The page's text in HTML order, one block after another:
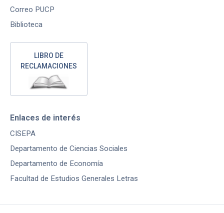
Correo PUCP
Biblioteca
LIBRO DE
RECLAMACIONES
Enlaces de interés
CISEPA
Departamento de Ciencias Sociales
Departamento de Economía
Facultad de Estudios Generales Letras